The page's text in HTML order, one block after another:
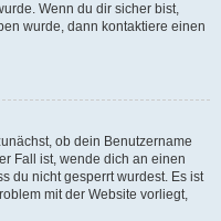
Wenn du dir sicher bist,
wurde, dann kontaktiere einen
ob dein Benutzername
Fall ist, wende dich an einen
du nicht gesperrt wurdest. Es ist
mit der Website vorliegt,